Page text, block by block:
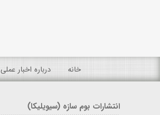
خانه درباره اخبار عملی
انتشارات بوم سازه (سیویلیکا)